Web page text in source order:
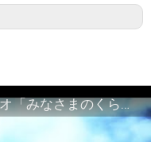
地方競馬プロモーションビデオ「みなさまのくらしのために」30秒篇｜NAR公式